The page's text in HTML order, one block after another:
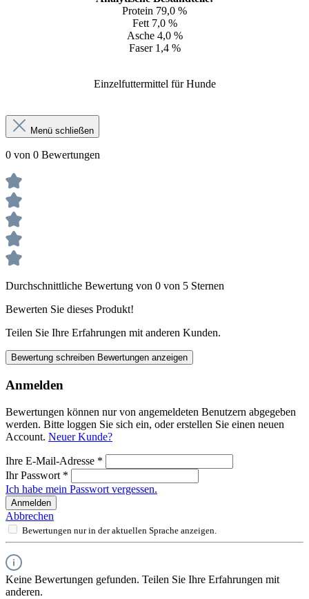
Protein 79,0 %
Fett 7,0 %
Asche 4,0 %
Faser 1,4 %
Einzelfuttermittel für Hunde
Menü schließen
0 von 0 Bewertungen
Durchschnittliche Bewertung von 0 von 5 Sternen
Bewerten Sie dieses Produkt!
Teilen Sie Ihre Erfahrungen mit anderen Kunden.
Bewertung schreiben Bewertungen anzeigen
Anmelden
Bewertungen können nur von angemeldeten Benutzern abgegeben
werden. Bitte loggen Sie sich ein, oder erstellen Sie einen neuen
Account. Neuer Kunde?
Ihre E-Mail-Adresse *
Ihr Passwort *
Ich habe mein Passwort vergessen.
Anmelden
Abbrechen
Bewertungen nur in der aktuellen Sprache anzeigen.
Keine Bewertungen gefunden. Teilen Sie Ihre Erfahrungen mit
anderen.